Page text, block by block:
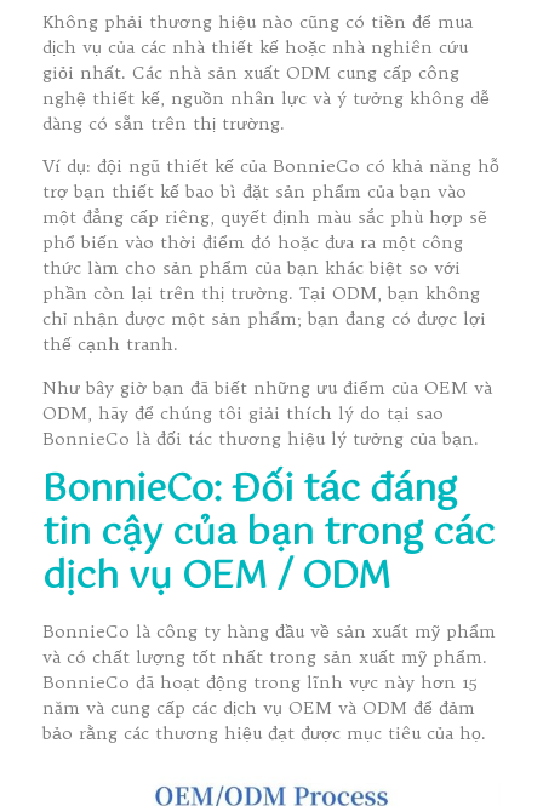
Không phải thương hiệu nào cũng có tiền để mua
dịch vụ của các nhà thiết kế hoặc nhà nghiên cứu
giỏi nhất. Các nhà sản xuất ODM cung cấp công
nghệ thiết kế, nguồn nhân lực và ý tưởng không dễ
dàng có sẵn trên thị trường.
Ví dụ: đội ngũ thiết kế của BonnieCo có khả năng hỗ
trợ bạn thiết kế bao bì đặt sản phẩm của bạn vào
một đẳng cấp riêng, quyết định màu sắc phù hợp sẽ
phổ biến vào thời điểm đó hoặc đưa ra một công
thức làm cho sản phẩm của bạn khác biệt so với
phần còn lại trên thị trường. Tại ODM, bạn không
chỉ nhận được một sản phẩm; bạn đang có được lợi
thế cạnh tranh.
Như bây giờ bạn đã biết những ưu điểm của OEM và
ODM, hãy để chúng tôi giải thích lý do tại sao
BonnieCo là đối tác thương hiệu lý tưởng của bạn.
BonnieCo: Đối tác đáng
tin cậy của bạn trong các
dịch vụ OEM / ODM
BonnieCo là công ty hàng đầu về sản xuất mỹ phẩm
và có chất lượng tốt nhất trong sản xuất mỹ phẩm.
BonnieCo đã hoạt động trong lĩnh vực này hơn 15
năm và cung cấp các dịch vụ OEM và ODM để đảm
bảo rằng các thương hiệu đạt được mục tiêu của họ.